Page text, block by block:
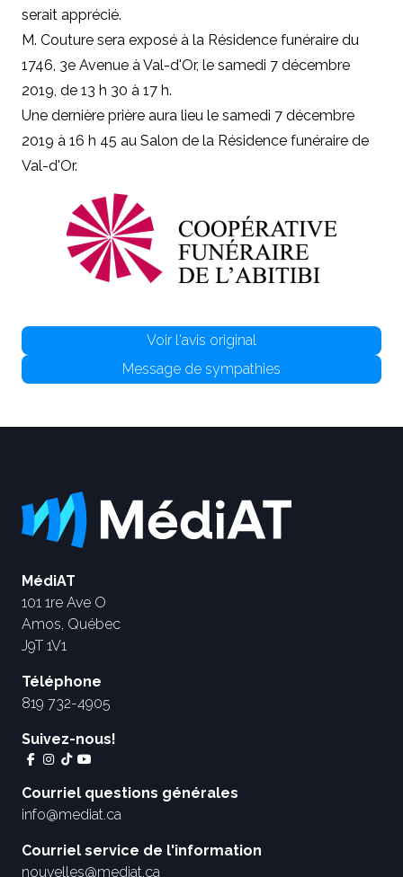
serait apprécié.
M. Couture sera exposé à la Résidence funéraire du
1746, 3e Avenue à Val-d'Or, le samedi 7 décembre
2019, de 13 h 30 à 17 h.
Une dernière prière aura lieu le samedi 7 décembre
2019 à 16 h 45 au Salon de la Résidence funéraire de
Val-d'Or.
Voir l'avis original
Message de sympathies
MédiAT
101 1re Ave O
Amos, Québec
J9T 1V1
Téléphone
819 732-4905
Suivez-nous!
Courriel questions générales
info@mediat.ca
Courriel service de l'information
nouvelles@mediat.ca